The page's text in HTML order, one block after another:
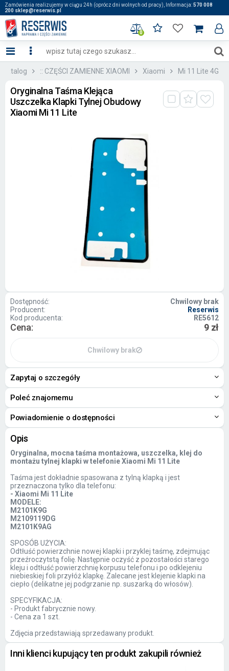
Zamówienia realizujemy w ciągu 24h (oprócz dni wolnych od pracy), Informacja:570 008
200 sklep@reserwis.pl
0
Katalog :: CZĘŚCI ZAMIENNE XIAOMI Xiaomi Mi 11 Lite 4G
Oryginalna Taśma Klejąca
Uszczelka Klapki Tylnej Obudowy
Xiaomi Mi 11 Lite
Dostępność:
Chwilowy brak
Producent:
Reserwis
Kod producenta:
RE5612
Cena: 9 zł
Chwilowy brak
Zapytaj o szczegóły
Poleć znajomemu
Powiadomienie o dostępności
Opis
Oryginalna, mocna taśma montażowa, uszczelka, klej do
montażu tylnej klapki w telefonie Xiaomi Mi 11 Lite
Taśma jest dokładnie spasowana z tylną klapką i jest
przeznaczona tylko dla telefonu:
- Xiaomi Mi 11 Lite
MODELE:
M2101K9G
M2109119DG
M2101K9AG
SPOSÓB UŻYCIA:
Odtłuść powierzchnie nowej klapki i przyklej taśmę, zdejmując
przeźroczytstą folię. Następnie oczyść z pozostałości starego
kleju i odtłuść powierzchnię korpusu telefonu i po odklejeniu
niebieskiej foli przyłóż klapkę. Zalecane jest klejenie klapki na
ciepło (delikatne jej podgrzanie np. suszarką do włosów).
SPECYFIKACJA:
- Produkt fabrycznie nowy.
- Cena za 1 szt.
Zdjęcia przedstawiają sprzedawany produkt.
Inni klienci kupujący ten produkt zakupili również